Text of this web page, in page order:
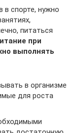
в спорте, нужно
питаться
при
выполнять
в организме
для роста